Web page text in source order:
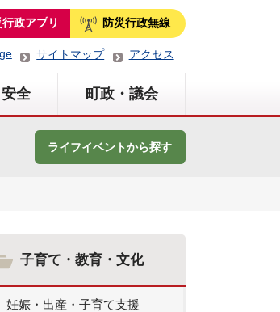
行政アプリ 防災行政無線
サイトマップ アクセス
全 町政・議会
ライフイベントから探す
子育て・教育・文化
妊娠・出産・子育て支援